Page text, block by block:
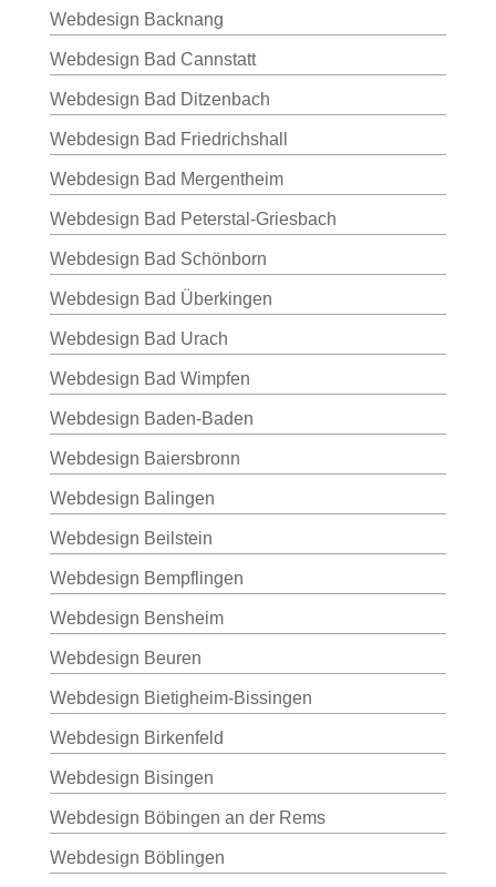
Webdesign Backnang
Webdesign Bad Cannstatt
Webdesign Bad Ditzenbach
Webdesign Bad Friedrichshall
Webdesign Bad Mergentheim
Webdesign Bad Peterstal-Griesbach
Webdesign Bad Schönborn
Webdesign Bad Überkingen
Webdesign Bad Urach
Webdesign Bad Wimpfen
Webdesign Baden-Baden
Webdesign Baiersbronn
Webdesign Balingen
Webdesign Beilstein
Webdesign Bempflingen
Webdesign Bensheim
Webdesign Beuren
Webdesign Bietigheim-Bissingen
Webdesign Birkenfeld
Webdesign Bisingen
Webdesign Böbingen an der Rems
Webdesign Böblingen